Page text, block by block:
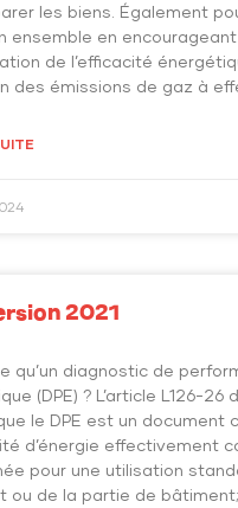
les biens. Également
ensemble en encourageant
de l’efficacité
des émissions de gaz à
2021
qu’un diagnostic de
(DPE) ? L’article L126-26
le DPE est un document
d’énergie effectivement
pour une utilisation
ou de la partie de